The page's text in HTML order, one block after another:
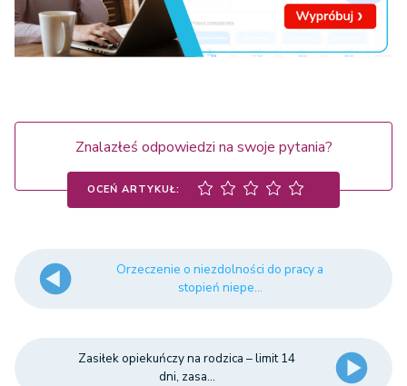
Znalazłeś odpowiedzi na swoje pytania?
OCEŃ ARTYKUŁ:
Orzeczenie o niezdolności do pracy a
stopień niepe...
Zasiłek opiekuńczy na rodzica – limit 14
dni, zasa...